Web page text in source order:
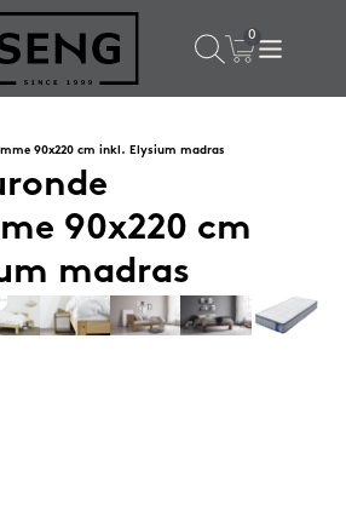
cm sval
90x220 cm inkl. Elysium madras
90x220 cm
madras